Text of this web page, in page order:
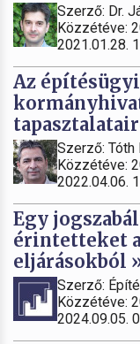
Szerző: Dr.
Közzétéve:
2021.01.28.
Az
Szerző: Tóth
Közzétéve:
2022.04.06.
Egy
érintetteket
eljárásokból
Szerző:
Közzétéve:
2024.09.05.